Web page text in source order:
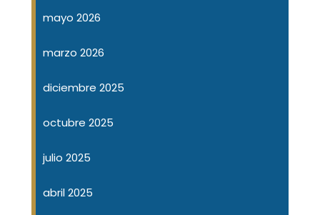
mayo 2026
marzo 2026
diciembre 2025
octubre 2025
julio 2025
abril 2025